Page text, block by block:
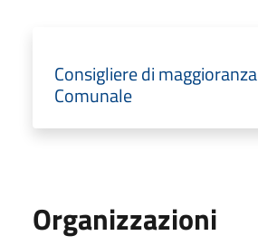
Consigliere di
Comunale
Organizzazioni